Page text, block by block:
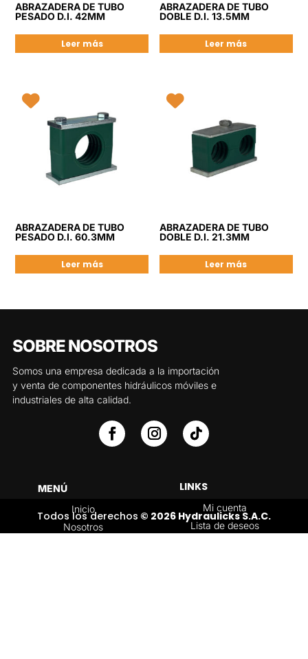
ABRAZADERA DE TUBO
PESADO D.I. 42MM
Leer más
ABRAZADERA DE TUBO
DOBLE D.I. 13.5MM
Leer más
ABRAZADERA DE TUBO
PESADO D.I. 60.3MM
Leer más
ABRAZADERA DE TUBO
DOBLE D.I. 21.3MM
Leer más
SOBRE NOSOTROS
Somos una empresa dedicada a la importación
y venta de componentes hidráulicos móviles e
industriales de alta calidad.
MENÚ
Inicio
Nosotros
LINKS
Mi cuenta
Lista de deseos
Todos los derechos © 2026 Hydraulicks S.A.C.